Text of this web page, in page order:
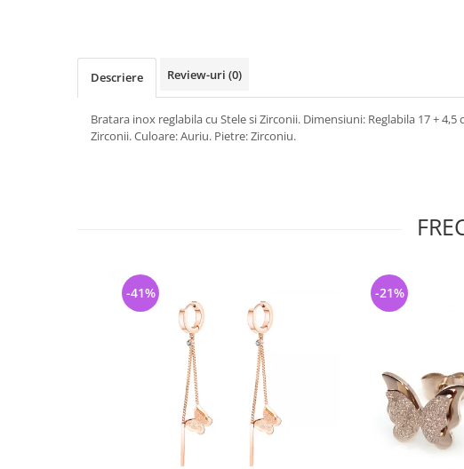
Descriere Review-uri (0)
Bratara inox reglabila cu Stele si Zirconii. Dimensiuni: Reglabila 17 +
Zirconii. Culoare: Auriu. Pietre: Zirconiu.
-41% -21%